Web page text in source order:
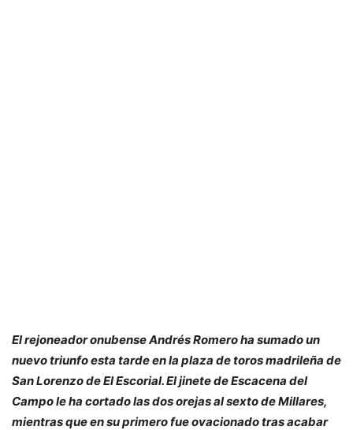
El rejoneador onubense Andrés Romero ha sumado un
nuevo triunfo esta tarde en la plaza de toros madrileña de
San Lorenzo de El Escorial. El jinete de Escacena del
Campo le ha cortado las dos orejas al sexto de Millares,
mientras que en su primero fue ovacionado tras acabar